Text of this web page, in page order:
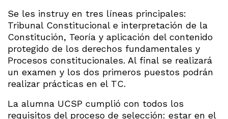
Se les instruy en tres líneas principales:
Tribunal Constitucional e interpretación de la
Constitución, Teoría y aplicación del contenido
protegido de los derechos fundamentales y
Procesos constitucionales. Al final se realizará
un examen y los dos primeros puestos podrán
realizar prácticas en el TC.
La alumna UCSP cumplió con todos los
requisitos del proceso de selección: estar en el